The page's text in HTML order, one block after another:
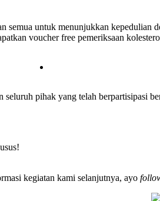
semua untuk menunjukkan kepedulian
voucher free pemeriksaan
seluruh pihak yang telah berpartisipasi
kegiatan kami selanjutnya, ayo